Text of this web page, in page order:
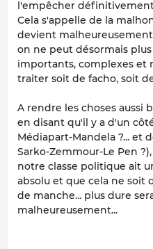
l'empêcher
Cela s'appelle de la
devient
on ne peut désormais
importants, complexes et
traiter soit de facho, soit
A rendre les choses aussi
en disant qu'il y a d'un
Médiapart-Mandela ?... et
Sarko-Zemmour-Le Pen
notre classe politique ait
absolu et que cela ne soit
de manche... plus dure
malheureusement...